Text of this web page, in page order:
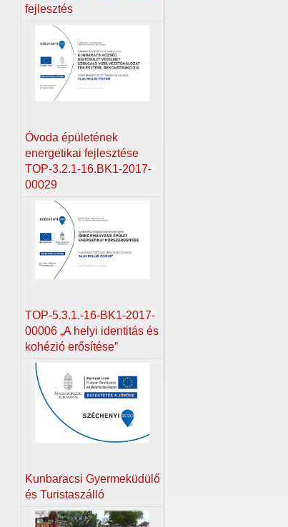
fejlesztés
Óvoda épületének
energetikai fejlesztése
TOP-3.2.1-16.BK1-2017-
00029
TOP-5.3.1.-16-BK1-2017-
00006 „A helyi identitás és
kohézió erősítése”
Kunbaracsi Gyermeküdülő
és Turistaszálló